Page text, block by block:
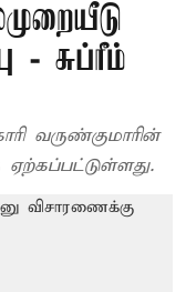
- சுப்ரீம்
வருண்குமாரின்